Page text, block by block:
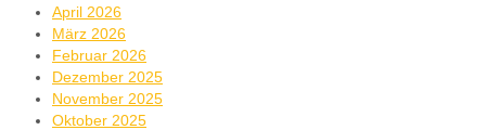
April 2026
März 2026
Februar 2026
Dezember 2025
November 2025
Oktober 2025